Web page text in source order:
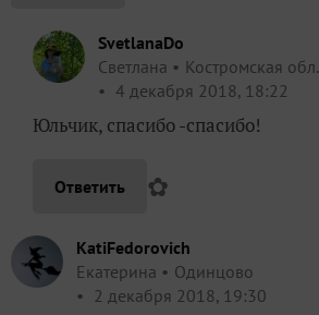
SvetlanaDo
Светлана
Костромская обл.
4 декабря 2018, 18:22
Юльчик, спасибо -спасибо!
Ответить ✿
KatiFedorovich
Екатерина
Одинцово
2 декабря 2018, 19:30